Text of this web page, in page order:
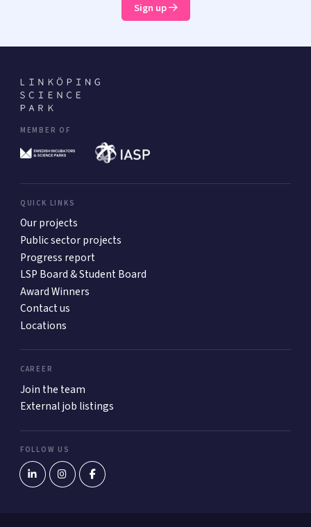
Sign up
MEMBER OF
QUICK LINKS
Our projects
Public sector projects
Progress report
LSP Board & Student Board
Award Winners
Contact us
Locations
CAREER
Join the team
External job listings
FOLLOW US